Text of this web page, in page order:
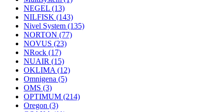
NEGEL (13)
NILFISK (143)
Nivel System (135)
NORTON (77)
NOVUS (23)
NRock (17)
NUAIR (15)
OKLIMA (12)
Omnigena (5)
OMS (3)
OPTIMUM (214)
Oregon (3)